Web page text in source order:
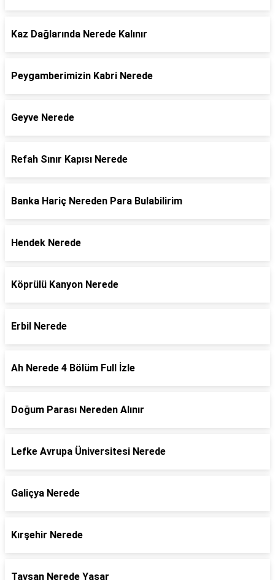
Kaz Dağlarında Nerede Kalınır
Peygamberimizin Kabri Nerede
Geyve Nerede
Refah Sınır Kapısı Nerede
Banka Hariç Nereden Para Bulabilirim
Hendek Nerede
Köprülü Kanyon Nerede
Erbil Nerede
Ah Nerede 4 Bölüm Full İzle
Doğum Parası Nereden Alınır
Lefke Avrupa Üniversitesi Nerede
Galiçya Nerede
Kırşehir Nerede
Tavşan Nerede Yaşar